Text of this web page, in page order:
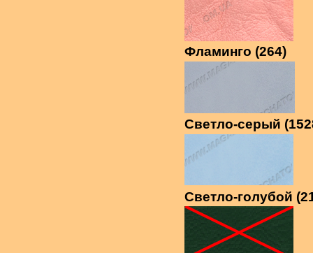
Фламинго (264)
Светло-серый
Светло-голубой